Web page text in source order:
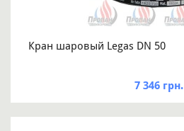
Кран шаровый Legas DN 50
7 346 грн.